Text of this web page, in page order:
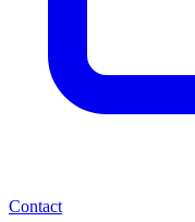
Contact